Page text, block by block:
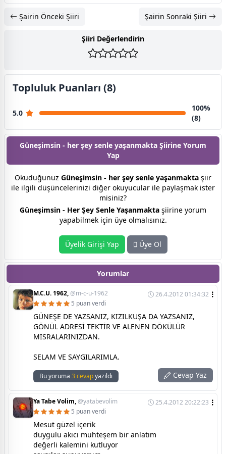
Şairin Önceki Şiiri Şairin Sonraki Şiiri
Şiiri Değerlendirin
Topluluk Puanları (8)
5.0
100%
(8)
Güneşimsin - her şey senle yaşanmakta Şiirine Yorum
Yap
Okuduğunuz Güneşimsin - her şey senle yaşanmakta şiir
ile ilgili düşüncelerinizi diğer okuyucular ile paylaşmak ister
misiniz?
Güneşimsin - Her Şey Senle Yaşanmakta şiirine yorum
yapabilmek için üye olmalısınız.
Üyelik Girişi Yap Üye Ol
Yorumlar
M.C.U. 1962,@m-c-u-1962
26.4.2012 01:34:32
5 puan verdi
GÜNEŞE DE YAZSANIZ, KIZILKUŞA DA YAZSANIZ,
GÖNÜL ADRESİ TEKTİR VE ALENEN DÖKÜLÜR
MISRALARINIZDAN.
SELAM VE SAYGILARIMLA.
Bu yoruma 3 cevapyazıldı Cevap Yaz
Ya Tabe Volim,@yatabevolim
25.4.2012 20:22:23
5 puan verdi
Mesut güzel içerik
duygulu akıcı muhteşem bir anlatım
değerli kalemini kutluyor